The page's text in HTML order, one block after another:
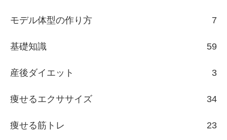
モデル体型の作り方 7
基礎知識 59
産後ダイエット 3
痩せるエクササイズ 34
痩せる筋トレ 23